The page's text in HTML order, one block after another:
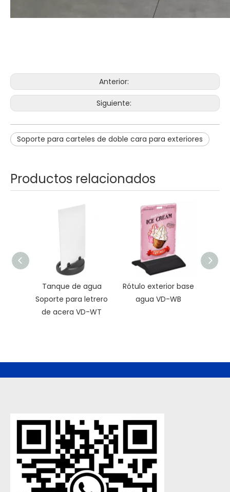
Anterior:
Siguiente:
Soporte para carteles de doble cara para exteriores
Productos relacionados
Tanque de agua
Soporte para letrero
de acera VD-WT
Rótulo exterior base
agua VD-WB